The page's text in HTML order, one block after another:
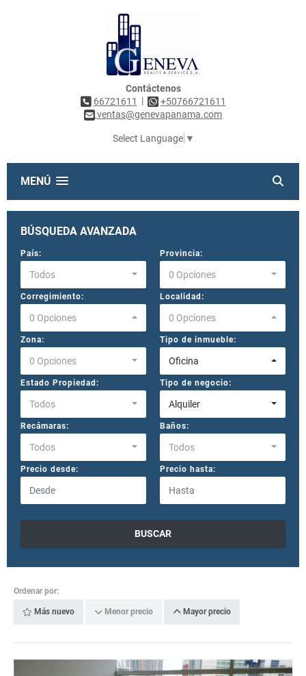
Contáctenos
66721611
|
+50766721611
ventas@genevapanama.com
Select Language ▼
MENÚ
BÚSQUEDA AVANZADA
País:
Todos
Provincia:
0 Opciones
Corregimiento:
0 Opciones
Localidad:
0 Opciones
Zona:
0 Opciones
Tipo de inmueble:
Oficina
Estado Propiedad:
Todos
Tipo de negocio:
Alquiler
Recámaras:
Todos
Baños:
Todos
Precio desde: Precio hasta:
BUSCAR
Ordenar por:
Más nuevo Menor precio Mayor precio